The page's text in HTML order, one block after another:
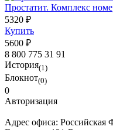
Простатит. Комплекс
5320 ₽
Купить
5600 ₽
8 800 775 31 91
История(1)
Блокнот(0)
0
Авторизация
Адрес офиса: Российская